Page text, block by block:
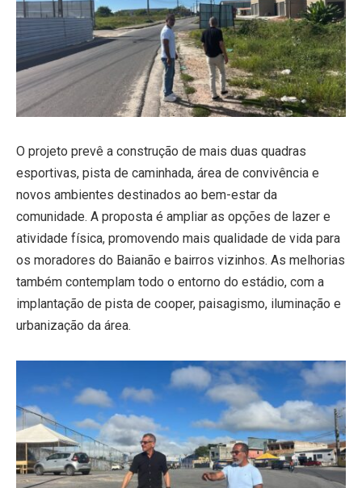
O projeto prevê a construção de mais duas quadras
esportivas, pista de caminhada, área de convivência e
novos ambientes destinados ao bem-estar da
comunidade. A proposta é ampliar as opções de lazer e
atividade física, promovendo mais qualidade de vida para
os moradores do Baianão e bairros vizinhos. As melhorias
também contemplam todo o entorno do estádio, com a
implantação de pista de cooper, paisagismo, iluminação e
urbanização da área.